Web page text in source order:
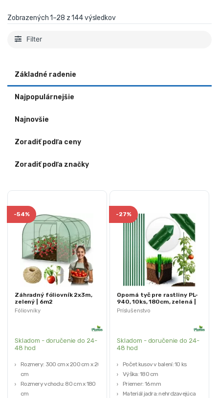
Zobrazených 1–28 z 144 výsledkov
Filter
Základné radenie
Najpopulárnejšie
Najnovšie
Zoradiť podľa ceny
Zoradiť podľa značky
Fóliovníky
-54%
Záhradný fóliovník 2x3m,
zelený | 6m2
Skladom - doručenie do 24-
48 hod
Rozmery: 300 cm x 200 cm x 200
cm
Rozmery vchodu: 80 cm x 180
cm
Príslušenstvo
-27%
Oporná tyč pre rastliny PL-
940, 10ks, 180cm, zelená |
Plonos
Skladom - doručenie do 24-
48 hod
Počet kusov v balení: 10 ks
Výška: 180 cm
Priemer: 16 mm
Materiál jadra: nehrdzavejúca